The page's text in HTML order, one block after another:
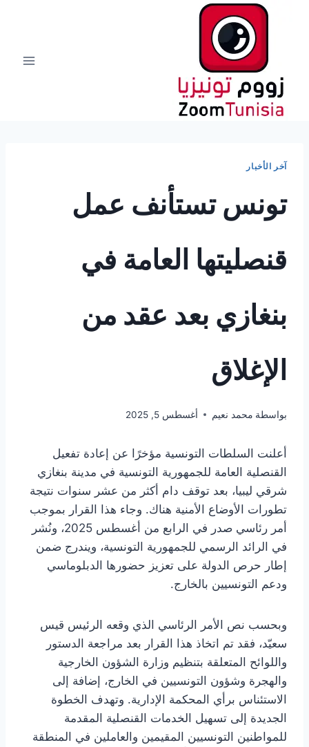
آخر الأخبار
تونس تستأنف عمل
قنصليتها العامة في
بنغازي بعد عقد من
الإغلاق
بواسطة محمد نعيم أغسطس 5, 2025
أعلنت السلطات التونسية مؤخرًا عن إعادة تفعيل
القنصلية العامة للجمهورية التونسية في مدينة بنغازي
شرقي ليبيا، بعد توقف دام أكثر من عشر سنوات نتيجة
تطورات الأوضاع الأمنية هناك. وجاء هذا القرار بموجب
أمر رئاسي صدر في الرابع من أغسطس 2025، ونُشر
في الرائد الرسمي للجمهورية التونسية، ويندرج ضمن
إطار حرص الدولة على تعزيز حضورها الدبلوماسي
ودعم التونسيين بالخارج.
وبحسب نص الأمر الرئاسي الذي وقعه الرئيس قيس
سعيّد، فقد تم اتخاذ هذا القرار بعد مراجعة الدستور
واللوائح المتعلقة بتنظيم وزارة الشؤون الخارجية
والهجرة وشؤون التونسيين في الخارج، إضافة إلى
الاستئناس برأي المحكمة الإدارية. وتهدف الخطوة
الجديدة إلى تسهيل الخدمات القنصلية المقدمة
للمواطنين التونسيين المقيمين والعاملين في المنطقة